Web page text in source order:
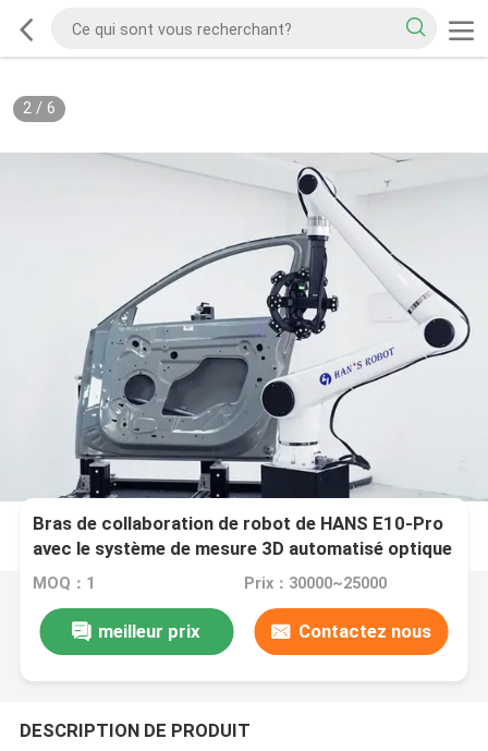
2/ 6
Bras de collaboration de robot de HANS E10-Pro
avec le système de mesure 3D automatisé optique
MOQ：1 Prix：30000~25000
meilleur prix Contactez nous
DESCRIPTION DE PRODUIT